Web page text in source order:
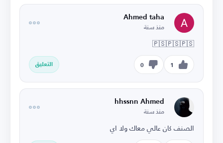
Ahmed taha
منذ سنة
🇵🇸🇵🇸🇵🇸
1
0 التعليق
hhssnn Ahmed
منذ سنة
الصنف كان عالي معاك ولا اي